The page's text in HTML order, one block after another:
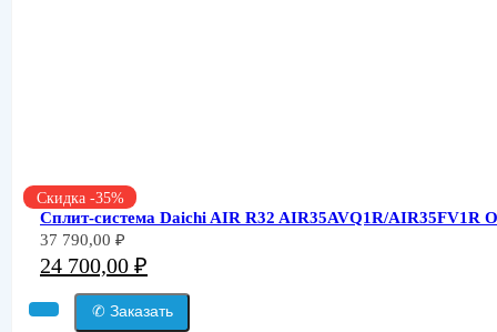
Скидка -35%
Сплит-система Daichi AIR R32 AIR35AVQ1R/AIR35FV1R
37 790,00 ₽
Первоначальная
цена
составляла
37
24 700,00 ₽
Текущая
цена:
700,00 ₽.✆ Заказать